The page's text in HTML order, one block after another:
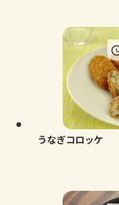
うなぎコロッケ